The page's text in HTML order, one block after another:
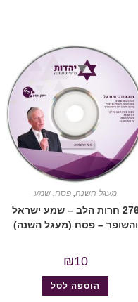
מעגל השנה, פסח, שמע
276 חרות הלב – שמע ישראל
והשופר – פסח (מעגל השנה)
₪10
הוספה לסל